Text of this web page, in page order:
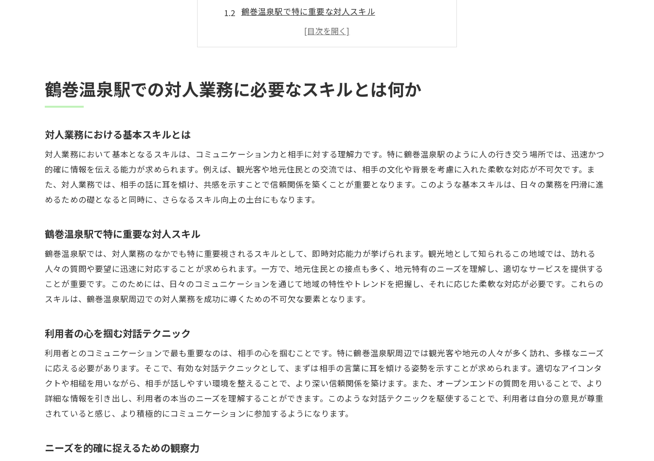
鶴巻温泉駅で特に重要な対人スキル
利用者の心を掴む対話テクニック
ニーズを的確に捉えるための観察力
対人業務スキル向上のための実践方法
コミュニケーション能力が対人業務で輝く理由
コミュニケーションが信頼を築く鍵
円滑な業務進行に必要な対話術
鶴巻温泉駅の特性を考慮した交流法
コミュニケーション能力向上のためのポイント
多言語対応のスキルの重要性
文化の違いを理解するための工夫
瞬時に心を通わせるコミュニケーション術
観光客のニーズに応えるための準備
聴く力を鍛えるための練習法
相手の意図を汲み取る質問の仕方
言葉以外のコミュニケーション技術
相手をリラックスさせる対話術
フィードバックを活用したコミュニケーション
鶴巻温泉駅での対人業務に必要なスキルとは何か
対人業務における基本スキルとは
対人業務において基本となるスキルは、コミュニケーション力と相手に対する理解力です。特に鶴巻温泉駅のように人の行き交う場所では、迅速かつ
的確に情報を伝える能力が求められます。例えば、観光客や地元住民との交流では、相手の文化や背景を考慮に入れた柔軟な対応が不可欠です。ま
た、対人業務では、相手の話に耳を傾け、共感を示すことで信頼関係を築くことが重要となります。このような基本スキルは、日々の業務を円滑に進
めるための礎となると同時に、さらなるスキル向上の土台にもなります。
鶴巻温泉駅で特に重要な対人スキル
鶴巻温泉駅では、対人業務のなかでも特に重要視されるスキルとして、即時対応能力が挙げられます。観光地として知られるこの地域では、訪れる
人々の質問や要望に迅速に対応することが求められます。一方で、地元住民との接点も多く、地元特有のニーズを理解し、適切なサービスを提供する
ことが重要です。このためには、日々のコミュニケーションを通じて地域の特性やトレンドを把握し、それに応じた柔軟な対応が必要です。これらの
スキルは、鶴巻温泉駅周辺での対人業務を成功に導くための不可欠な要素となります。
利用者の心を掴む対話テクニック
利用者とのコミュニケーションで最も重要なのは、相手の心を掴むことです。特に鶴巻温泉駅周辺では観光客や地元の人々が多く訪れ、多様なニーズ
に応える必要があります。そこで、有効な対話テクニックとして、まずは相手の言葉に耳を傾ける姿勢を示すことが求められます。適切なアイコンタ
クトや相槌を用いながら、相手が話しやすい環境を整えることで、より深い信頼関係を築けます。また、オープンエンドの質問を用いることで、より
詳細な情報を引き出し、利用者の本当のニーズを理解することができます。このような対話テクニックを駆使することで、利用者は自分の意見が尊重
されていると感じ、より積極的にコミュニケーションに参加するようになります。
ニーズを的確に捉えるための観察力